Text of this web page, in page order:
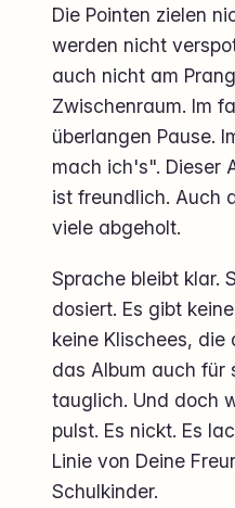
Die Pointen zielen
werden nicht
auch nicht am
Zwischenraum. Im
überlangen Pause.
mach ich's". Dieser
ist freundlich. Auch
viele abgeholt.
Sprache bleibt klar.
dosiert. Es gibt
keine Klischees,
das Album auch für
tauglich. Und doch
pulst. Es nickt. Es
Linie von Deine
Schulkinder.